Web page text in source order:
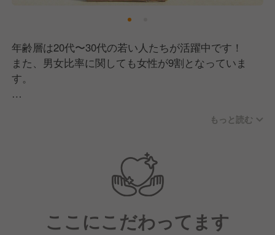
年齢層は20代〜30代の若い人たちが活躍中です！
また、男女比率に関しても女性が9割となっていま
す。
【職場の風土について】
仕事をする中で大切にしているのは、「人として成長
そして成長する中で大切にすることは以下の5つにな
ります。
もっと読む
ここにこだわってます